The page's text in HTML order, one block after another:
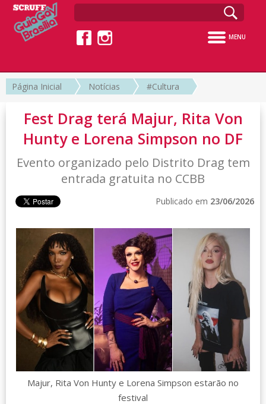
MENU
Página Inicial Notícias #Cultura
Fest Drag terá Majur, Rita Von
Hunty e Lorena Simpson no DF
Evento organizado pelo Distrito Drag tem
entrada gratuita no CCBB
Publicado em 23/06/2026
Majur, Rita Von Hunty e Lorena Simpson estarão no
festival